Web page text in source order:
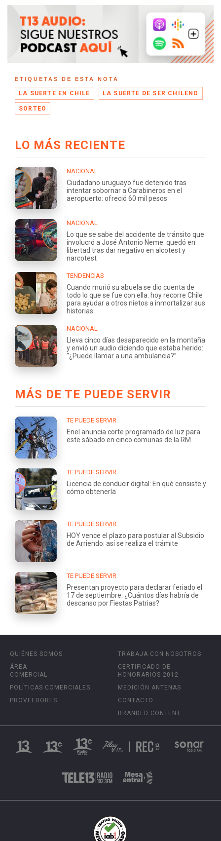
ETIQUETAS DE ESTA NOTA
LA SUERTE EN CHILE LA SUERTE DE SER CHILENO
SORTEO
LO MÁS RECIENTE
NACIONAL
Ciudadano uruguayo fue detenido tras
intentar sobornar a Carabineros en el
aeropuerto: ofreció 60 mil pesos
NACIONAL
Lo que se sabe del accidente de tránsito que
involucró a José Antonio Neme: quedó en
libertad tras dar negativo en alcotest y
narcotest
TENDENCIAS
Cuando murió su abuela se dio cuenta de
todo lo que se fue con ella: hoy recorre Chile
para ayudar a otros nietos a inmortalizar sus
historias
NACIONAL
Lleva cinco días desaparecido en la montaña
y envió un audio diciendo que estaba herido:
“¿Puede llamar a una ambulancia?”
MÁS DE TE PUEDE SERVIR
TE PUEDE SERVIR
Enel anuncia corte programado de luz para
este sábado en cinco comunas de la RM
TE PUEDE SERVIR
Licencia de conducir digital: En qué consiste y
cómo obtenerla
TE PUEDE SERVIR
HOY vence el plazo para postular al Subsidio
de Arriendo: así se realiza el trámite
TE PUEDE SERVIR
Presentan proyecto para declarar feriado el
17 de septiembre: ¿Cuántos días habría de
descanso por Fiestas Patrias?
QUIÉNES SOMOS
ÁREA
COMERCIAL
POLÍTICAS COMERCIALES
PROVEEDORES
TRABAJA CON NOSOTROS
CERTIFICADO DE
HONORARIOS 2012
MEDICIÓN ANTENAS
CONTACTO
BRANDED CONTENT